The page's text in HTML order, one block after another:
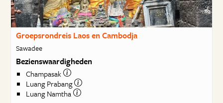
Groepsrondreis Laos en Cambodja
Sawadee
Bezienswaardigheden
Champasak
Luang Prabang
Luang Namtha